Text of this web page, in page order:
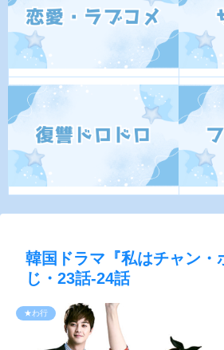
韓国ドラマ『私はチャン・
じ・23話-24話
★わ行